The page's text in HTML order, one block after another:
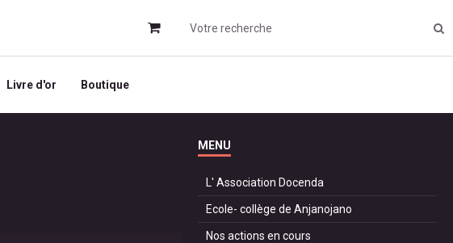
Livre d'or Boutique
MENU
L' Association Docenda
Ecole- collège de Anjanojano
Nos actions en cours